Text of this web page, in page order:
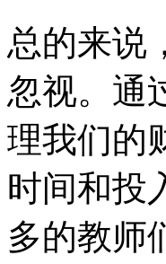
总的来说
忽视。通
理我们的
时间和投
多的教师